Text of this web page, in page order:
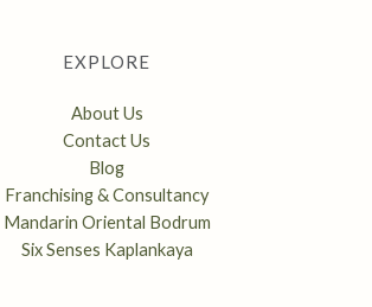
EXPLORE
About Us
Contact Us
Blog
Franchising & Consultancy
Mandarin Oriental Bodrum
Six Senses Kaplankaya